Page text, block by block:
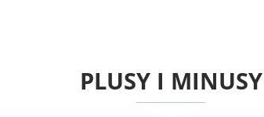
PLUSY I MINUSY